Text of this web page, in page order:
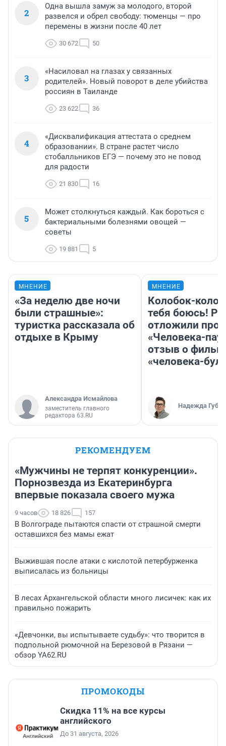
2
Одна вышла замуж за молодого, второй
развелся и обрел свободу: тюменцы — про
перемены в жизни после 40 лет
30 672 50
3
«Насиловал на глазах у связанных
родителей». Новый поворот в деле убийства
россиян в Таиланде
23 622 36
4
«Дисквалификация аттестата о среднем
образовании». В стране растет число
стобалльников ЕГЭ — почему это не повод
для радости
21 830 16
5
Может столкнуться каждый. Как бороться с
бактериальными болезнями овощей —
советы
19 881 5
МНЕНИЕ
«За неделю две ночи
были страшные»:
туристка рассказала об
отдыхе в Крыму
Александра Исмайлова
заместитель главного
редактора 63.RU
МНЕНИЕ
Колобок-
тебя боюсь!
отложили
«Человека-
отзыв о
«человека-
Надежда
РЕКОМЕНДУЕМ
«Мужчины не терпят конкуренции».
Порнозвезда из Екатеринбурга
впервые показала своего мужа
9 часов 18 826 157
В Волгограде пытаются спасти от страшной смерти
оставшихся без мамы ежат
Выжившая после атаки с кислотой петербурженка
выписалась из больницы
В лесах Архангельской области много лисичек: как их
правильно пожарить
«Девчонки, вы испытываете судьбу»: что творится в
подпольной рюмочной на Березовой в Рязани —
обзор YA62.RU
ПРОМОКОДЫ
Скидка 11% на все курсы
английского
До 31 августа, 2026